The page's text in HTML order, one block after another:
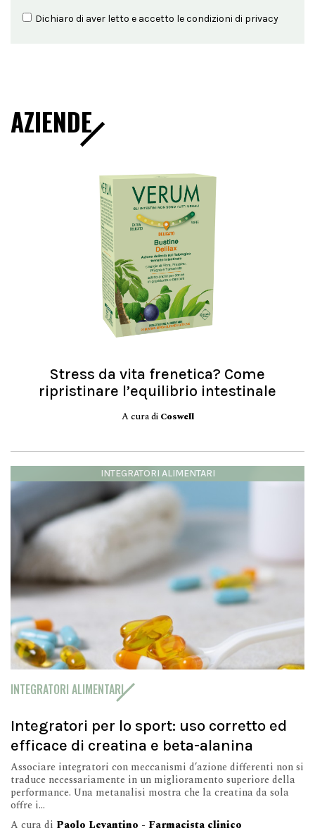
Dichiaro di aver letto e accetto le condizioni di privacy
AZIENDE
Stress da vita frenetica? Come
ripristinare l’equilibrio intestinale
A cura di Coswell
INTEGRATORI ALIMENTARI
INTEGRATORI ALIMENTARI
Integratori per lo sport: uso corretto ed
efficace di creatina e beta-alanina
Associare integratori con meccanismi d’azione differenti non si
traduce necessariamente in un miglioramento superiore della
performance. Una metanalisi mostra che la creatina da sola
offre i...
A cura di Paolo Levantino - Farmacista clinico